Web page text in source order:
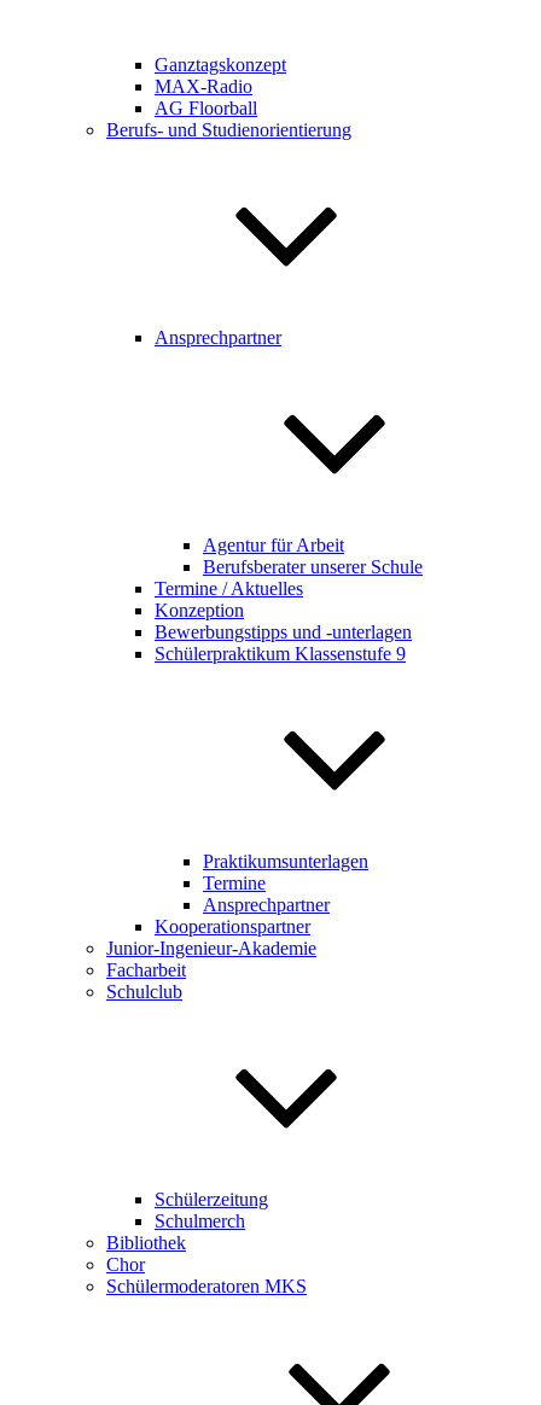
Ganztagskonzept
MAX-Radio
AG Floorball
Berufs- und Studienorientierung
Ansprechpartner
Agentur für Arbeit
Berufsberater unserer Schule
Termine / Aktuelles
Konzeption
Bewerbungstipps und -unterlagen
Schülerpraktikum Klassenstufe 9
Praktikumsunterlagen
Termine
Ansprechpartner
Kooperationspartner
Junior-Ingenieur-Akademie
Facharbeit
Schulclub
Schülerzeitung
Schulmerch
Bibliothek
Chor
Schülermoderatoren MKS